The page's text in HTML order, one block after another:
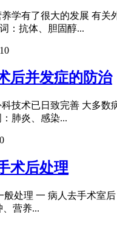
学有了很大的发展 有
：抗体、胆固醇...
10
并发症的防治
技术已日致完善 大多
肺炎、感染...
0
术后处理
处理 一 病人去手术室
、营养...